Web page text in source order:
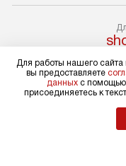
с менеджером. За
взиматься
Обратите внимание
товара: например,
холодильника не
пронести его
сотрудники
Для работы нашего сайта
вы предоставляете
данных с помощью
присоединяетесь к